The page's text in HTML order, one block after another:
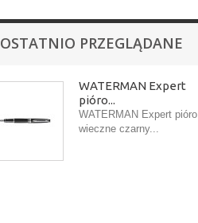
OSTATNIO PRZEGLĄDANE
WATERMAN Expert
pióro...
WATERMAN Expert pióro
wieczne czarny...